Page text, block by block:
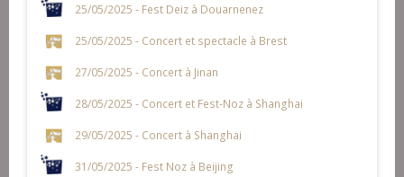
25/05/2025 - Fest Deiz à Douarnenez
25/05/2025 - Concert et spectacle à Brest
27/05/2025 - Concert à Jinan
28/05/2025 - Concert et Fest-Noz à Shanghai
29/05/2025 - Concert à Shanghai
31/05/2025 - Fest Noz à Beijing